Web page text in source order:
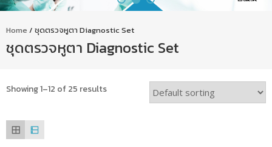
Home / ชุดตรวจหูตา Diagnostic Set
ชุดตรวจหูตา Diagnostic Set
Showing 1–12 of 25 results